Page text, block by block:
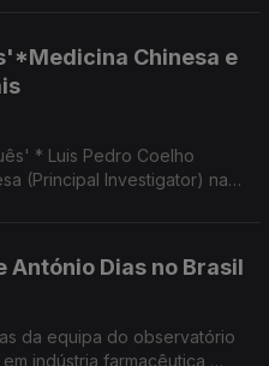
Chinesa e
* Luis Pedro Coelho
(Principal Investigator) na
António Dias no Brasil
da equipa do observatório
indústria farmacêutica,